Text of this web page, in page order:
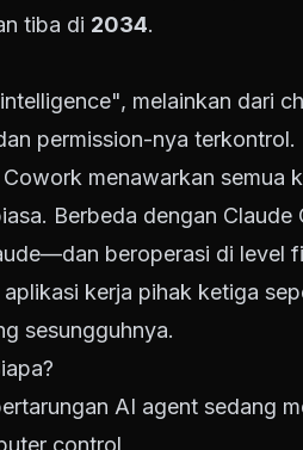
tiba di 2034.
melainkan dari
permission-nya terkontrol.
menawarkan semua
Berbeda dengan
beroperasi di level
kerja pihak ketiga
sesungguhnya.
AI agent sedang
control